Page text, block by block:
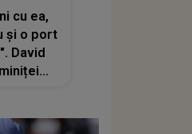
cu ea,
și o port
David